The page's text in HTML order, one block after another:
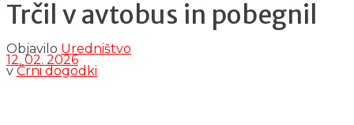
Trčil v avtobus in pobegnil
Objavilo Uredništvo
12. 02. 2026
v Črni dogodki